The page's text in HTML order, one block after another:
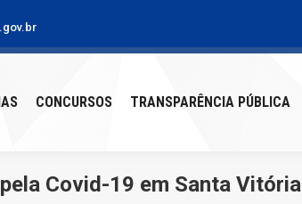
CONCURSOS TRANSPARÊNCIA PÚBLICA
Covid-19 em Santa Vitória
CONCURSOS